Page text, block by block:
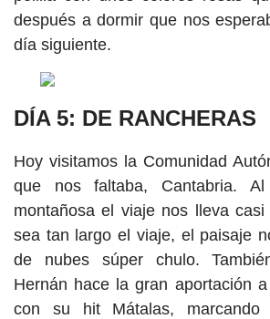
después a dormir que nos
día siguiente.
DÍA 5: DE RANCHERAS
Hoy visitamos la Comunidad
que nos faltaba, Cantabria.
montañosa el viaje nos lleva
sea tan largo el viaje, el paisaje
de nubes súper chulo.
Hernán hace la gran aportación
con su hit Mátalas,